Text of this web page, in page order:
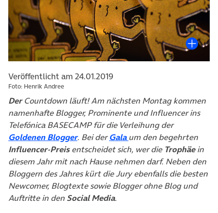
Veröffentlicht am 24.01.2019
Foto: Henrik Andree
DerCountdown läuft! Am nächsten Montag kommen
namenhafte Blogger, Prominente und Influencer ins
Telefónica BASECAMP für die Verleihung der
Goldenen Blogger. Bei derGala (öffnet in neuem Tab)
um den begehrten
Influencer-Preisentscheidet sich, wer die Trophäein
diesem Jahr mit nach Hause nehmen darf. Neben den
Bloggern des Jahres kürt die Jury ebenfalls die besten
Newcomer, Blogtexte sowie Blogger ohne Blog und
Auftritte in den Social Media.